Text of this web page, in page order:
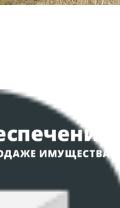
торгов
персональных